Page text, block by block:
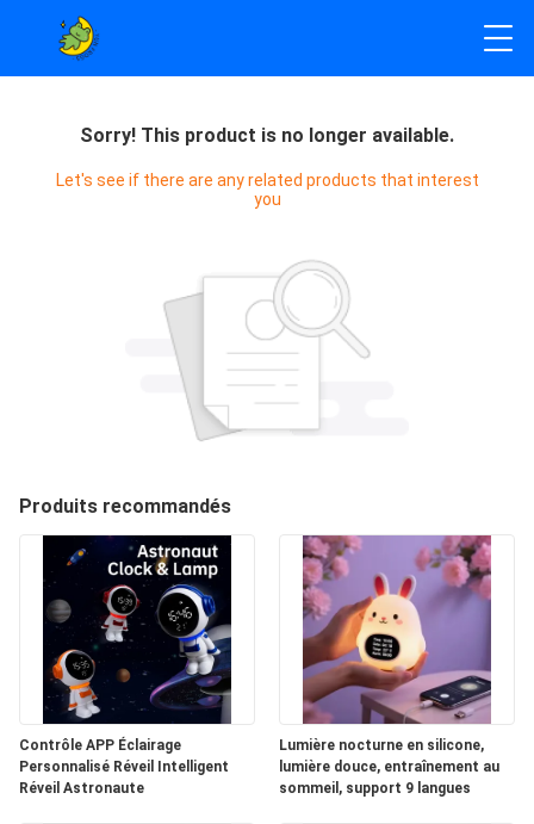
Sorry! This product is no longer available.
Let's see if there are any related products that interest
you
Produits recommandés
Contrôle APP Éclairage
Personnalisé Réveil Intelligent
Réveil Astronaute
Lumière nocturne en silicone,
lumière douce, entraînement au
sommeil, support 9 langues